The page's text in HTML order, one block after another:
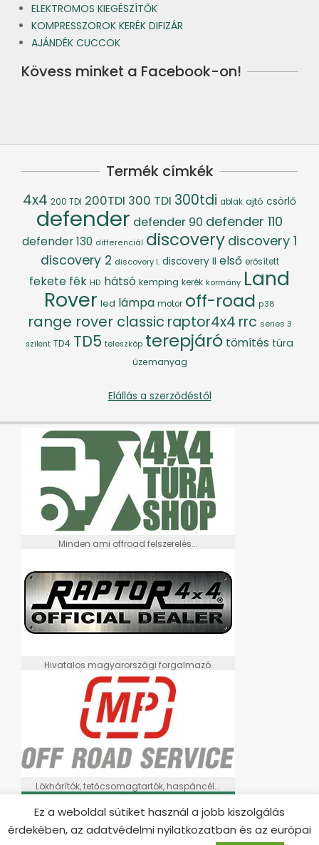
ELEKTROMOS KIEGÉSZÍTŐK
KOMPRESSZOROK KERÉK DIFIZÁR
AJÁNDÉK CUCCOK
Kövess minket a Facebook-on!
Termék címkék
4x4 200 TDI 200TDI 300 TDI 300tdi ablak ajtó csörlő
defender defender 90 defender 110
defender 130 differenciál discovery discovery 1
discovery 2 discovery I. discovery II első erősített
fekete fék HD hátsó kemping kerék kormány Land
Rover led lámpa motor off-road p38
range rover classic raptor4x4 rrc series 3
szilent TD4 TD5 teleszkóp terepjáró tömítés túra
üzemanyag
Elállás a szerződéstől
Minden ami offroad felszerelés...
Hivatalos magyarországi forgalmazó.
Lökhárítók, tetőcsomagtartók, haspáncél...
Ez a weboldal sütiket használ a jobb kiszolgálás
érdekében, az adatvédelmi nyilatkozatban és az európai